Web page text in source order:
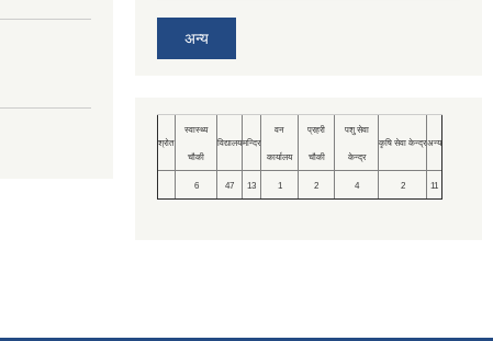
अन्य
श्रोत
स्वास्थ्य
चौकी
विद्यालयमन्दिर
वन
कार्यालय
प्रहरी
चौकी
पशु सेवा
केन्द्र
कृषि सेवा केन्द्रअन्य
6 47 13 1 2 4 2 11